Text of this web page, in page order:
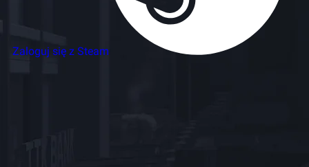
Zaloguj się z Steam